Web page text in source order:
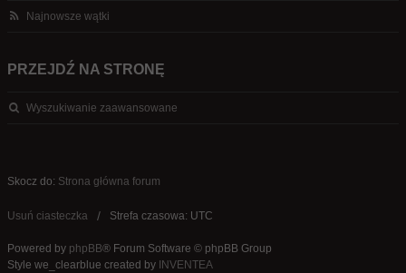
Najnowsze wątki
PRZEJDŹ NA STRONĘ
Wyszukiwanie zaawansowane
Skocz do: Strona główna forum
Usuń ciasteczka Strefa czasowa: UTC
Powered by phpBB® Forum Software © phpBB Group
Style we_clearblue created by INVENTEA